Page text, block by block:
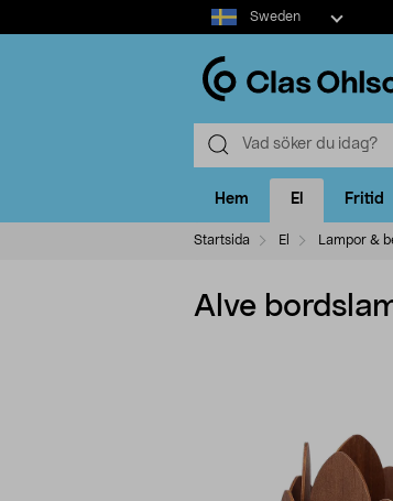
Select
market
Sweden
Hem El Fritid
Startsida El Lampor &
Alve